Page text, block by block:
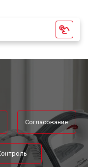
Согласование